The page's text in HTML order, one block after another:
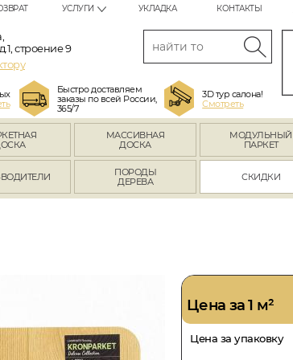
УСЛУГИ УКЛАДКА КОНТАКТЫ
строение 9
Быстро доставляем
заказы по всей России,
365/7
3D тур салона!
Смотреть
МАССИВНАЯ
ДОСКА
МОДУЛЬНЫЙ
ПАРКЕТ
ПОРОДЫ
ДЕРЕВА
СКИДКИ
Цена за 1 м²
Цена за упаковку